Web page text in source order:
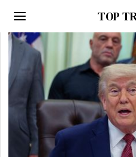
TOP